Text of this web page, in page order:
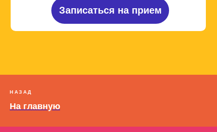
Записаться на прием
НАЗАД
На главную